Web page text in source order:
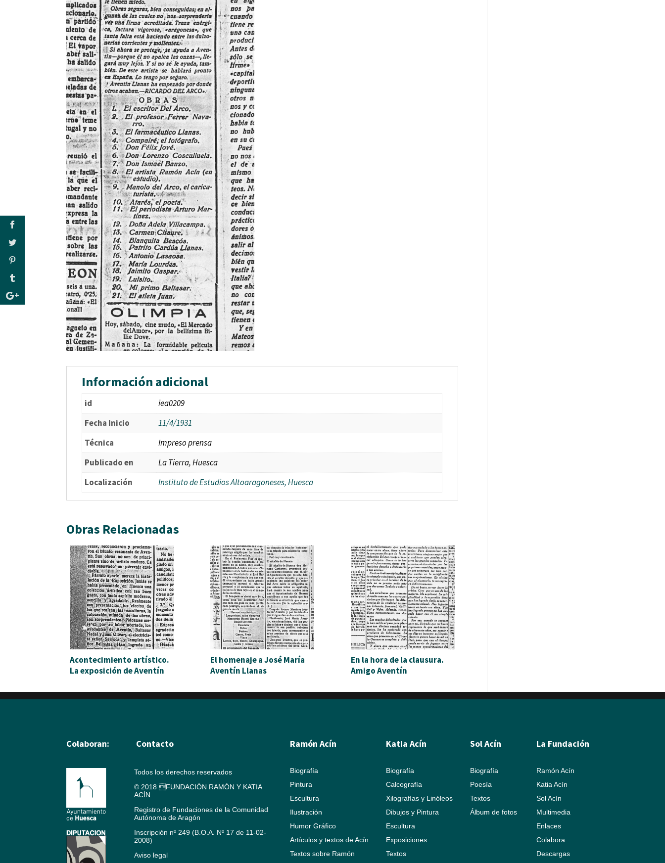
Información adicional
id
iea0209
Fecha Inicio
11/4/1931
Técnica
Impreso prensa
Publicado en
La Tierra, Huesca
Localización
Instituto de Estudios Altoaragoneses, Huesca
Obras Relacionadas
Acontecimiento artístico.
La exposición de Aventín
El homenaje a José María
Aventín Llanas
En la hora de la clausura.
Amigo Aventín
Colaboran: Contacto
Todos los derechos reservados
© 2018 FUNDACIÓN RAMÓN Y KATIA
ACÍN
Registro de Fundaciones de la Comunidad
Autónoma de Aragón
Inscripción nº 249 (B.O.A. Nº 17 de 11-02-
2008)
Aviso legal
Ramón Acín
Biografía
Pintura
Escultura
Ilustración
Humor Gráfico
Artículos y textos de Acín
Textos sobre Ramón
Katia Acín
Biografía
Calcografía
Xilografías y Linóleos
Dibujos y Pintura
Escultura
Exposiciones
Textos
Sol Acín
Biografía
Poesía
Textos
Álbum de fotos
La Fundación
Ramón Acín
Katia Acín
Sol Acín
Multimedia
Enlaces
Colabora
Descargas